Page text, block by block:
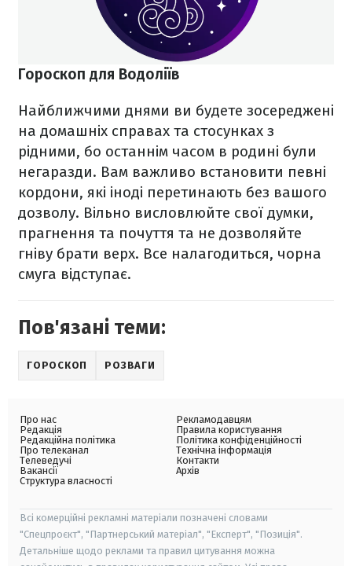
Гороскоп для Водоліїв
Найближчими днями ви будете зосереджені
на домашніх справах та стосунках з
рідними, бо останнім часом в родині були
негаразди. Вам важливо встановити певні
кордони, які іноді перетинають без вашого
дозволу. Вільно висловлюйте свої думки,
прагнення та почуття та не дозволяйте
гніву брати верх. Все налагодиться, чорна
смуга відступає.
Пов'язані теми:
ГОРОСКОП РОЗВАГИ
Про нас
Редакція
Редакційна політика
Про телеканал
Телеведучі
Вакансії
Структура власності
Рекламодавцям
Правила користування
Політика конфіденційності
Технічна інформація
Контакти
Архів
Всі комерційні рекламні матеріали позначені словами
"Спецпроєкт", "Партнерський матеріал", "Експерт", "Позиція".
Детальніше щодо реклами та правил цитування можна